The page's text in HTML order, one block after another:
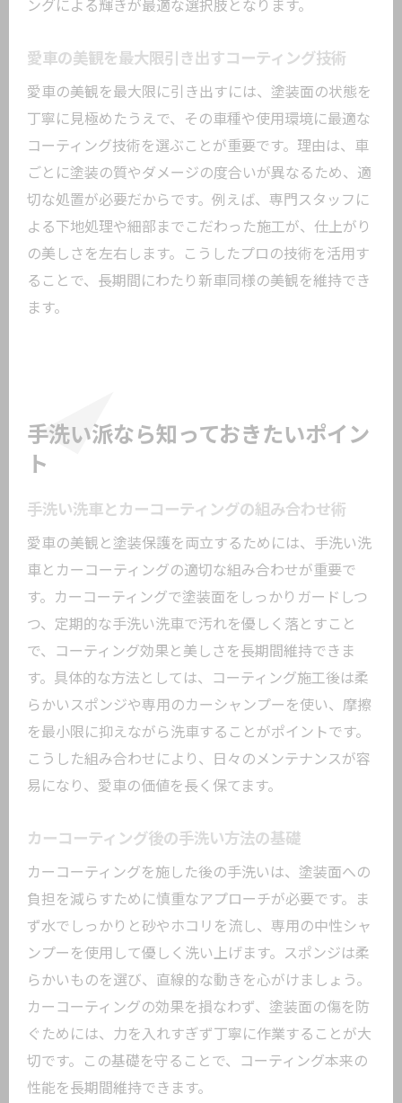
ングによる輝きが最適な選択肢となります。
愛車の美観を最大限引き出すコーティング技術
愛車の美観を最大限に引き出すには、塗装面の状態を
丁寧に見極めたうえで、その車種や使用環境に最適な
コーティング技術を選ぶことが重要です。理由は、車
ごとに塗装の質やダメージの度合いが異なるため、適
切な処置が必要だからです。例えば、専門スタッフに
よる下地処理や細部までこだわった施工が、仕上がり
の美しさを左右します。こうしたプロの技術を活用す
ることで、長期間にわたり新車同様の美観を維持でき
ます。
手洗い派なら知っておきたいポイン
ト
手洗い洗車とカーコーティングの組み合わせ術
愛車の美観と塗装保護を両立するためには、手洗い洗
車とカーコーティングの適切な組み合わせが重要で
す。カーコーティングで塗装面をしっかりガードしつ
つ、定期的な手洗い洗車で汚れを優しく落とすこと
で、コーティング効果と美しさを長期間維持できま
す。具体的な方法としては、コーティング施工後は柔
らかいスポンジや専用のカーシャンプーを使い、摩擦
を最小限に抑えながら洗車することがポイントです。
こうした組み合わせにより、日々のメンテナンスが容
易になり、愛車の価値を長く保てます。
カーコーティング後の手洗い方法の基礎
カーコーティングを施した後の手洗いは、塗装面への
負担を減らすために慎重なアプローチが必要です。ま
ず水でしっかりと砂やホコリを流し、専用の中性シャ
ンプーを使用して優しく洗い上げます。スポンジは柔
らかいものを選び、直線的な動きを心がけましょう。
カーコーティングの効果を損なわず、塗装面の傷を防
ぐためには、力を入れすぎず丁寧に作業することが大
切です。この基礎を守ることで、コーティング本来の
性能を長期間維持できます。